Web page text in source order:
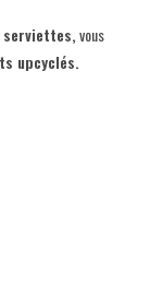
serviettes,vous
upcyclés.